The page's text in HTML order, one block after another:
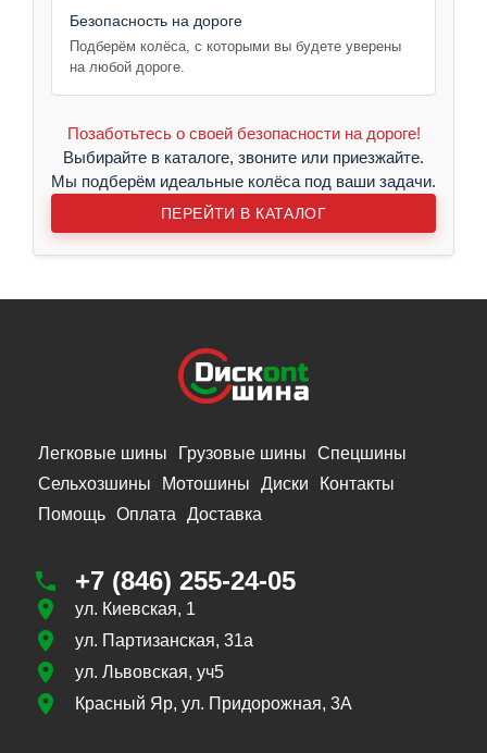
Безопасность на дороге
Подберём колёса, с которыми вы будете уверены
на любой дороге.
Позаботьтесь о своей безопасности на дороге!
Выбирайте в каталоге, звоните или приезжайте.
Мы подберём идеальные колёса под ваши задачи.
ПЕРЕЙТИ В КАТАЛОГ
Легковые шины Грузовые шины
Спецшины
Сельхозшины
Мотошины Диски
Контакты
Помощь Оплата Доставка
+7 (846) 255-24-05
ул. Киевская, 1
ул. Партизанская, 31а
ул. Львовская, уч5
Красный Яр, ул. Придорожная, 3А